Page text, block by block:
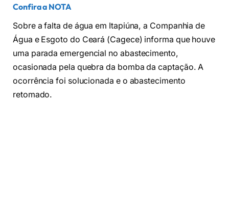
Confira a NOTA
Sobre a falta de água em Itapiúna, a Companhia de
Água e Esgoto do Ceará (Cagece) informa que houve
uma parada emergencial no abastecimento,
ocasionada pela quebra da bomba da captação. A
ocorrência foi solucionada e o abastecimento
retomado.